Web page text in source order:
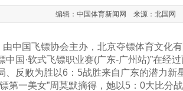
编辑：中国体育新闻网 来源： 北国网
国飞镖协会主办，北京夺镖体育文化有
中国·软式飞镖职业赛(广东-广州站)”在经
、反败为胜以6：5战胜来自广东的潜力
第一美女”周莫默摘得，她以5：0大比